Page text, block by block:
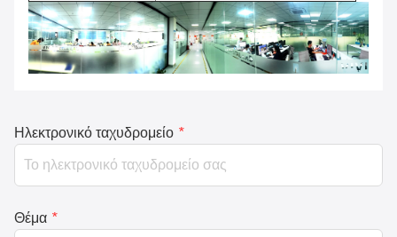
Ηλεκτρονικό ταχυδρομείο *
Θέμα *